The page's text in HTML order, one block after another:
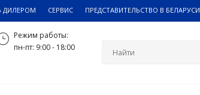
ДИЛЕРОМ СЕРВИС ПРЕДСТАВИТЕЛЬСТВО В БЕЛАРУСИ
Режим работы:
пн-пт: 9:00 - 18:00